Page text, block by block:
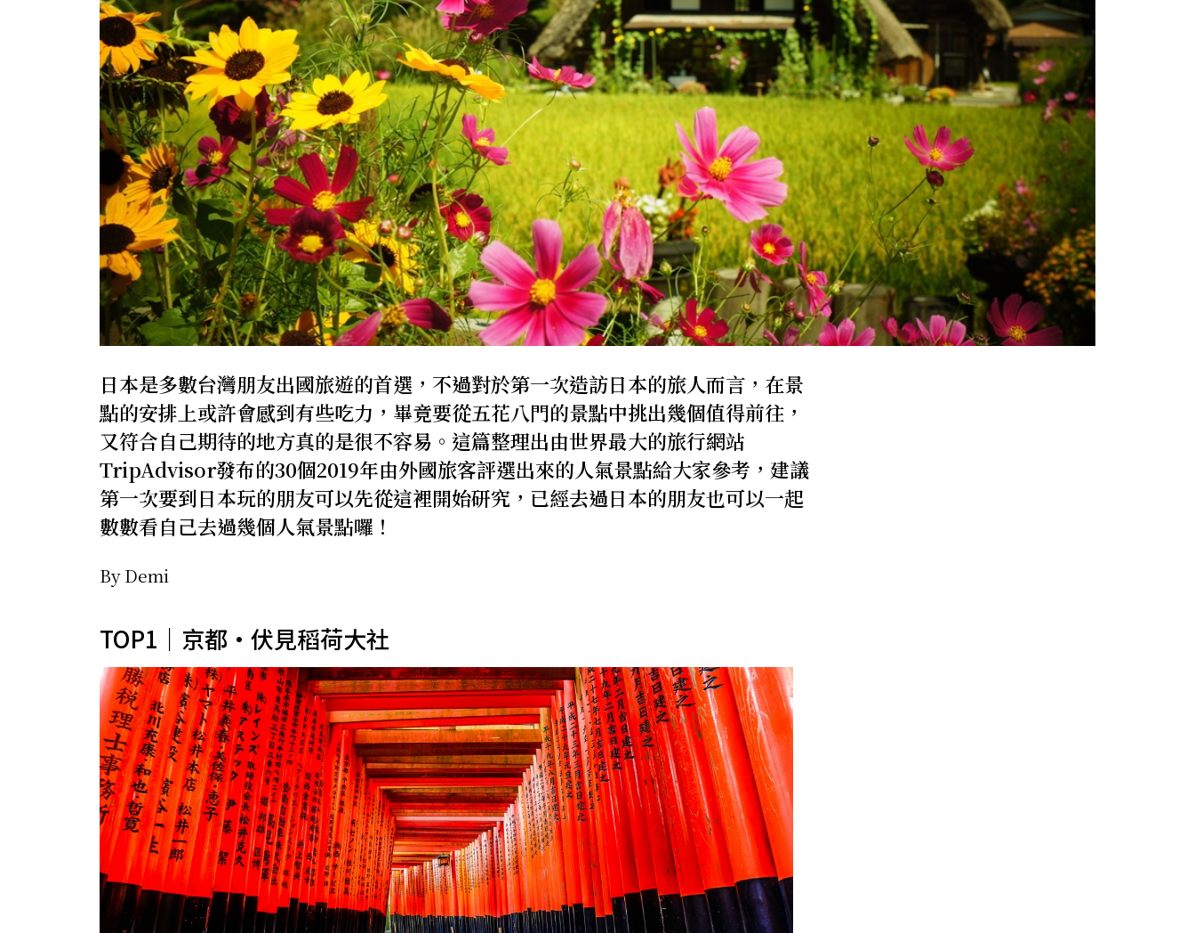
日本是多數台灣朋友出國旅遊的首選，不過對於第一次造訪日本的旅人而言，在景
點的安排上或許會感到有些吃力，畢竟要從五花八門的景點中挑出幾個值得前往，
又符合自己期待的地方真的是很不容易。這篇整理出由世界最大的旅行網站
TripAdvisor發布的30個2019年由外國旅客評選出來的人氣景點給大家參考，建議
第一次要到日本玩的朋友可以先從這裡開始研究，已經去過日本的朋友也可以一起
數數看自己去過幾個人氣景點囉！
By Demi
TOP1｜京都・伏見稻荷大社